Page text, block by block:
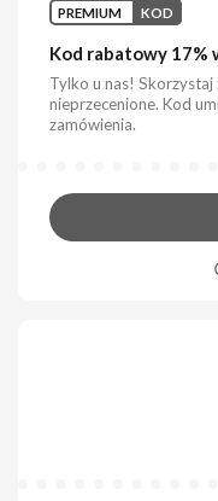
PREMIUM KOD
Kod rabatowy 17%
Tylko u nas!
nieprzecenione. Kod
zamówienia.